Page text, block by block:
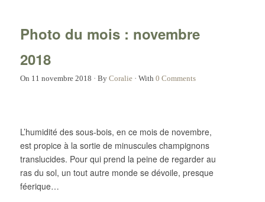
Photo du mois : novembre
2018
On 11 novembre 2018 · By Coralie· With 0 Comments
L’humidité des sous-bois, en ce mois de novembre,
est propice à la sortie de minuscules champignons
translucides. Pour qui prend la peine de regarder au
ras du sol, un tout autre monde se dévoile, presque
féerique…